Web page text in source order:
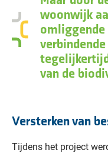
woonwijk
omliggende
van de
Versterken van
Tijdens het project